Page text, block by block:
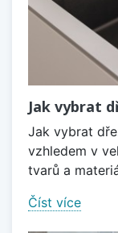
Jak vybrat
Jak vybrat
vzhledem v
tvarů a
Číst více